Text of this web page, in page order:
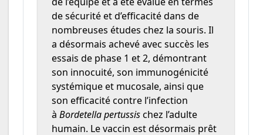
de sécurité et d’efficacité dans de
nombreuses études chez la souris. Il
a désormais achevé avec succès les
essais de phase 1 et 2, démontrant
son innocuité, son immunogénicité
systémique et mucosale, ainsi que
son efficacité contre l’infection
à Bordetella pertussischez l’adulte
humain. Le vaccin est désormais prêt